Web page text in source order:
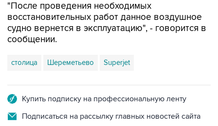
"После проведения необходимых
восстановительных работ данное воздушное
судно вернется в эксплуатацию", - говорится в
сообщении.
столица Шереметьево Superjet
Купить подписку на профессиональную ленту
Подписаться на рассылку главных новостей сайта